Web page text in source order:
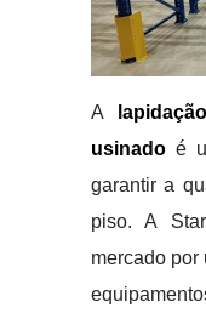
A
usinadoé
garantir a
piso. A
mercado por